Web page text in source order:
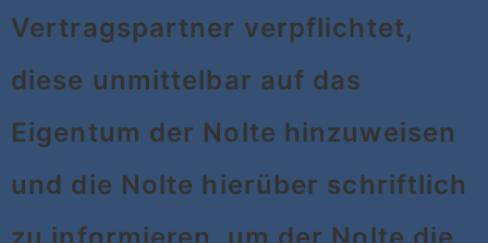
Vertragspartner verpflichtet,
diese unmittelbar auf das
Eigentum der Nolte hinzuweisen
und die Nolte hierüber schriftlich
zu informieren, um der Nolte die